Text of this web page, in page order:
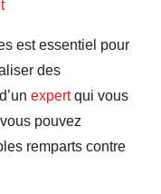
est essentiel pour
des
expertqui vous
pouvez
remparts contre